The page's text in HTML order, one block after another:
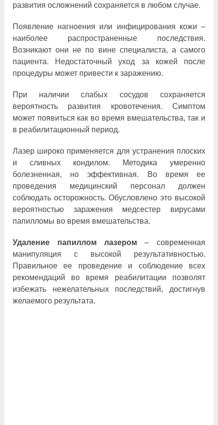
развития осложнений сохраняется в любом случае.
Появление нагноения или инфицирования кожи –
наиболее распространенные последствия.
Возникают они не по вине специалиста, а самого
пациента. Недостаточный уход за кожей после
процедуры может привести к заражению.
При наличии слабых сосудов сохраняется
вероятность развития кровотечения. Симптом
может появиться как во время вмешательства, так и
в реабилитационный период.
Лазер широко применяется для устранения плоских
и сливных кондилом. Методика умеренно
болезненная, но эффективная. Во время ее
проведения медицинский персонал должен
соблюдать осторожность. Обусловлено это высокой
вероятностью заражения медсестер вирусами
папилломы во время вмешательства.
Удаление папиллом лазером – современная
манипуляция с высокой результативностью.
Правильное ее проведение и соблюдение всех
рекомендаций во время реабилитации позволят
избежать нежелательных последствий, достигнув
желаемого результата.